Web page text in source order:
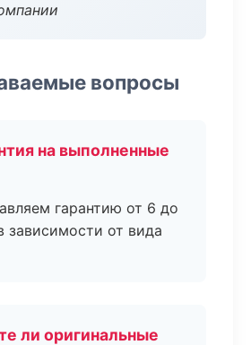
вопросы
на выполненные
гарантию от 6 до
зависимости от вида
ли оригинальные